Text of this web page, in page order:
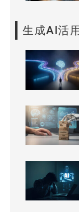
生成AI活